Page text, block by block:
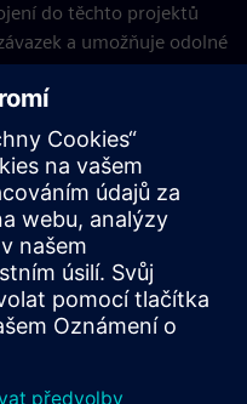
do těchto projektů
a umožňuje odolné
na dosažení nulových
energetickém
odolnější a ekonomicky
bude záviset na
Jsme hrdí na to, že
a zapáleným
technologie a
emisemi nejen